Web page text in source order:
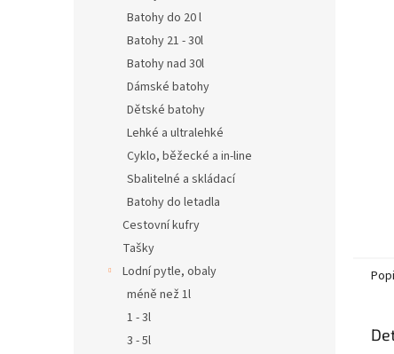
Batohy do 20 l
Batohy 21 - 30l
Batohy nad 30l
Dámské batohy
Dětské batohy
Lehké a ultralehké
Cyklo, běžecké a in-line
Sbalitelné a skládací
Batohy do letadla
Cestovní kufry
Tašky
Lodní pytle, obaly
méně než 1l
1 - 3l
3 - 5l